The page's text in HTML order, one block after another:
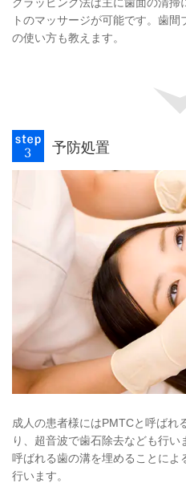
トのマッサージが可能です。歯
の使い方も教えます。
予防処置
成人の患者様にはPMTCと呼ばれ
り、超音波で歯石除去なども行い
呼ばれる歯の溝を埋めることによ
行います。